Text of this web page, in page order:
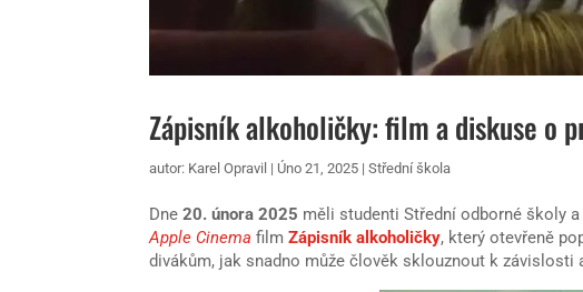
Zápisník alkoholičky: film a diskuse o
autor: Karel Opravil | Úno 21, 2025 |Střední škola
Dne20. února 2025 měli studenti Střední odborné školy
Apple Cinema filmZápisník alkoholičky, který otevřeně
divákům, jak snadno může člověk sklouznout k závislosti